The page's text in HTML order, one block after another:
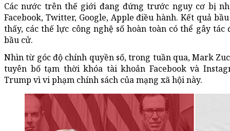
Các nước trên thế giới đang đứng trước nguy cơ bị
Facebook, Twitter, Google, Apple điều hành. Kết quả
thấy, các thế lực công nghệ số hoàn toàn có thể gây
bầu cử.
Nhìn từ góc độ chính quyền số, trong tuần qua, Mark
tuyên bố tạm thời khóa tài khoản Facebook và
Trump vì vi phạm chính sách của mạng xã hội này.